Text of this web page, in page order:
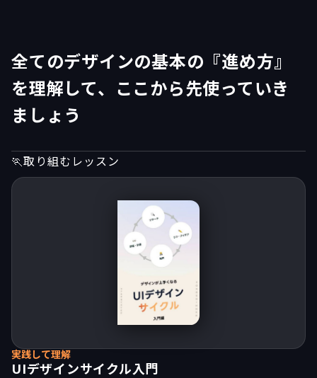
全てのデザインの基本の『進め方』
を理解して、ここから先使っていき
ましょう
🏃取り組むレッスン
実践して理解
UIデザインサイクル入門